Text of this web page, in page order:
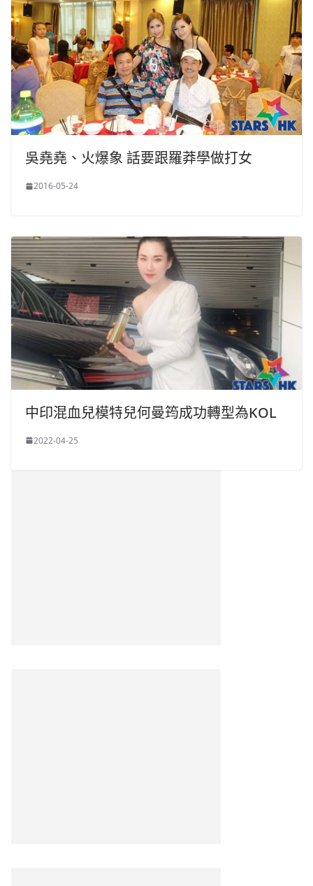
吳堯堯、火爆象 話要跟羅莽學做打女
2016-05-24
中印混血兒模特兒何曼筠成功轉型為KOL
2022-04-25